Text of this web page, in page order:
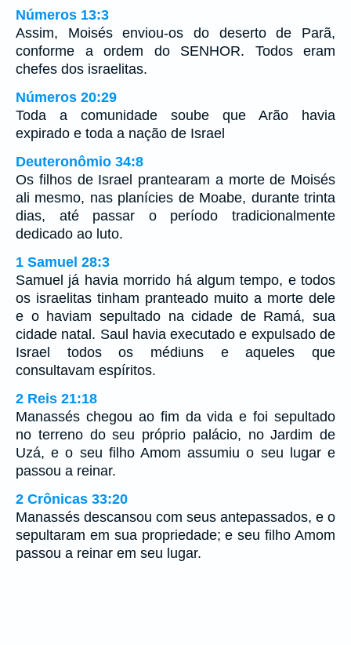
Números 13:3
Assim, Moisés enviou-os do deserto de Parã,
conforme a ordem do SENHOR. Todos eram
chefes dos israelitas.
Números 20:29
Toda a comunidade soube que Arão havia
expirado e toda a nação de Israel
Deuteronômio 34:8
Os filhos de Israel prantearam a morte de Moisés
ali mesmo, nas planícies de Moabe, durante trinta
dias, até passar o período tradicionalmente
dedicado ao luto.
1 Samuel 28:3
Samuel já havia morrido há algum tempo, e todos
os israelitas tinham pranteado muito a morte dele
e o haviam sepultado na cidade de Ramá, sua
cidade natal. Saul havia executado e expulsado de
Israel todos os médiuns e aqueles que
consultavam espíritos.
2 Reis 21:18
Manassés chegou ao fim da vida e foi sepultado
no terreno do seu próprio palácio, no Jardim de
Uzá, e o seu filho Amom assumiu o seu lugar e
passou a reinar.
2 Crônicas 33:20
Manassés descansou com seus antepassados, e o
sepultaram em sua propriedade; e seu filho Amom
passou a reinar em seu lugar.